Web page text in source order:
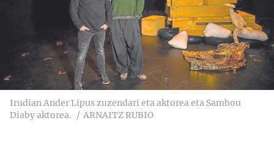
Irudian Ander Lipus zuzendari eta aktorea eta Sambou
Diaby aktorea.
ARNAITZ RUBIO